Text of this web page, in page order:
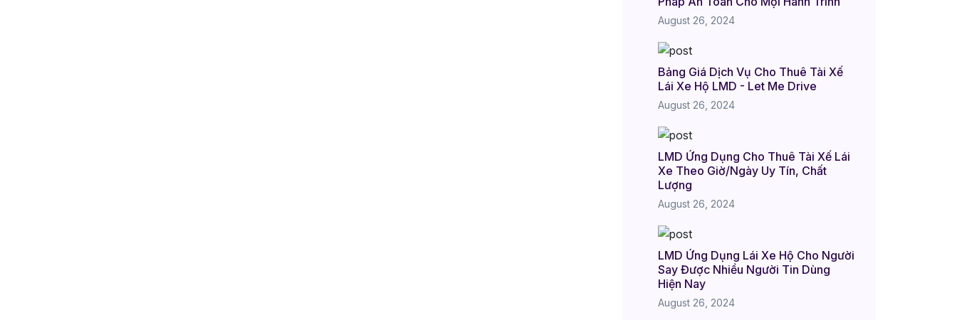
August 26, 2024
Bảng Giá Dịch Vụ Cho Thuê Tài Xế
Lái Xe Hộ LMD - Let Me Drive
August 26, 2024
LMD Ứng Dụng Cho Thuê Tài Xế Lái
Xe Theo Giờ/Ngày Uy Tín, Chất
Lượng
August 26, 2024
LMD Ứng Dụng Lái Xe Hộ Cho Người
Say Được Nhiều Người Tin Dùng
Hiện Nay
August 26, 2024